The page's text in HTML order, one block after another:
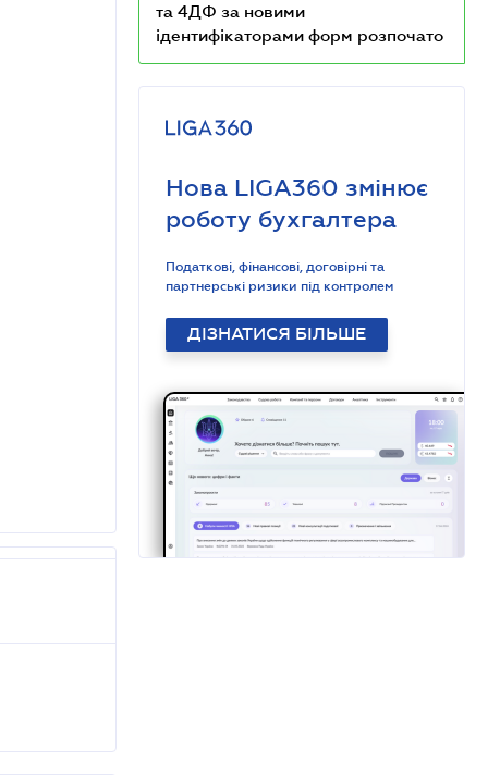
та 4ДФ за новими
ідентифікаторами форм розпочато
Нова LIGA360 змінює
роботу бухгалтера
Податкові, фінансові, договірні та
партнерські ризики під контролем
ДІЗНАТИСЯ БІЛЬШЕ